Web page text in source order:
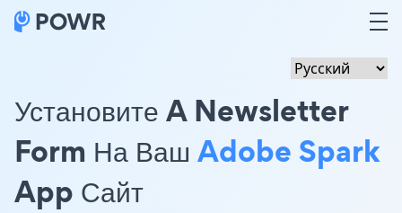
Установите A Newsletter
Form На Ваш Adobe Spark
App Сайт